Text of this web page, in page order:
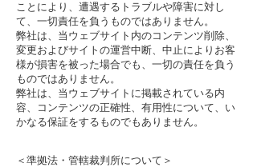
ことにより、遭遇するトラブルや障害に対し
て、一切責任を負うものではありません。
弊社は、当ウェブサイト内のコンテンツ削除、
変更およびサイトの運営中断、中止によりお客
様が損害を被った場合でも、一切の責任を負う
ものではありません。
弊社は、当ウェブサイトに掲載されている内
容、コンテンツの正確性、有用性について、い
かなる保証をするものでもありません。
＜準拠法・管轄裁判所について＞